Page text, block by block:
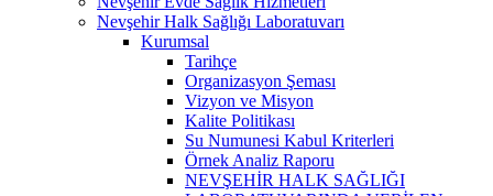
Nevşehir Halk Sağlığı Laboratuvarı
Kurumsal
Tarihçe
Organizasyon Şeması
Vizyon ve Misyon
Kalite Politikası
Su Numunesi Kabul Kriterleri
Örnek Analiz Raporu
NEVŞEHİR HALK SAĞLIĞI